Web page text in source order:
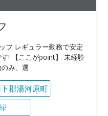
フ レギュラー勤務で安定
! 【ここがpoint】 未経験
み、選
郡湯河原町